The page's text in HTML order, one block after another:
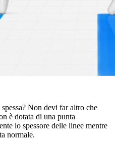
Non devi far altro che
è dotata di una punta
lo spessore delle linee mentre
normale.